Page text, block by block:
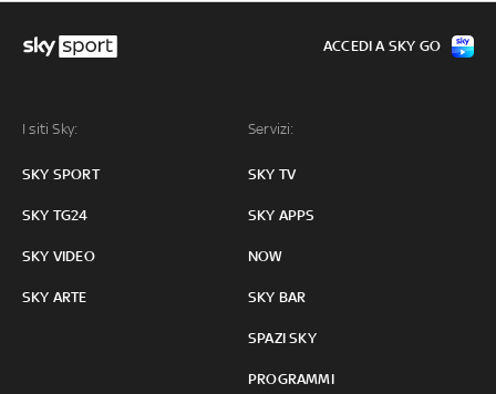
I siti Sky:
SKY SPORT
SKY TG24
SKY VIDEO
SKY ARTE
Servizi:
SKY TV
SKY APPS
NOW
SKY BAR
SPAZI SKY
PROGRAMMI
ACCEDI A SKY GO